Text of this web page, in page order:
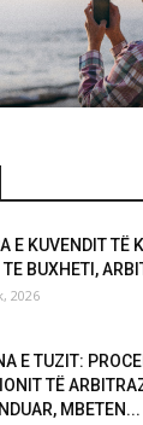
E KUVENDIT TË
TE BUXHETI,
2026
E TUZIT:
TË
MBETEN...